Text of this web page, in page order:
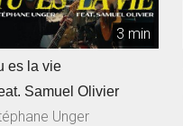
3 min
es la vie
Samuel Olivier
Unger